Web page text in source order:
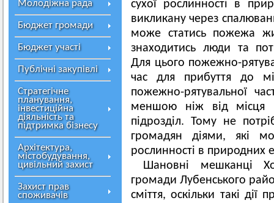
Молодіжна рада
Бюджет громади
Бюджет участі
Публічні закупівлі
Стратегічне
планування,
інвестиційна
діяльність та
підтримка бізнесу
Архітектура,
містобудування,
цивільний захист
Захист прав
споживачів
сухої рослинності в
викликану через
може статись пожежа
знаходитись люди та
Для цього пожежно-
час для прибуття до
пожежно-рятувальної
меншою ніж від місця
підрозділ. Тому не
громадян діями, які
рослинності в природних
Шановні мешканці
громади Лубенського
сміття, оскільки такі